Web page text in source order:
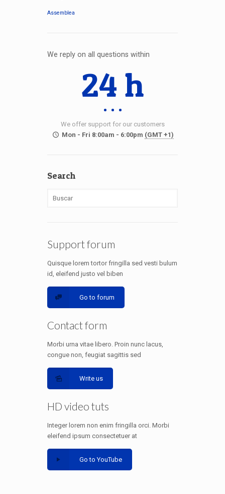
Assemblea
We reply on all questions within
24 h
We offer support for our customers
Mon - Fri 8:00am - 6:00pm (GMT +1)
Search
Support forum
Quisque lorem tortor fringilla sed vesti bulum
id, eleifend justo vel biben
Go to forum
Contact form
Morbi urna vitae libero. Proin nunc lacus,
congue non, feugiat sagittis sed
Write us
HD video tuts
Integer lorem non enim fringilla orci. Morbi
eleifend ipsum consectetuer at
Go to YouTube